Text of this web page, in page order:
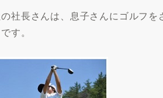
社長さんは、息子さんにゴルフ
す。